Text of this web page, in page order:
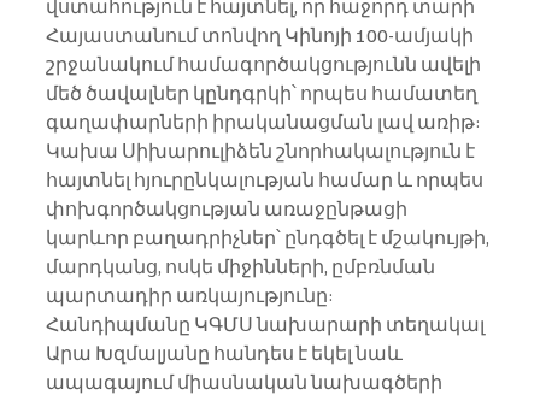
վստահություն է հայտնել, որ հաջորդ տարի
Հայաստանում տոնվող Կինոյի 100-ամյակի
շրջանակում համագործակցությունն ավելի
մեծ ծավալներ կընդգրկի՝ որպես համատեղ
գաղափարների իրականացման լավ առիթ:
Կախա Սիխարուլիձեն շնորհակալություն է
հայտնել հյուրընկալության համար և որպես
փոխգործակցության առաջընթացի
կարևոր բաղադրիչներ՝ ընդգծել է մշակույթի,
մարդկանց, ոսկե միջինների, ըմբռնման
պարտադիր առկայությունը:
Հանդիպմանը ԿԳՄՍ նախարարի տեղակալ
Արա Խզմալյանը հանդես է եկել նաև
ապագայում միասնական նախագծերի